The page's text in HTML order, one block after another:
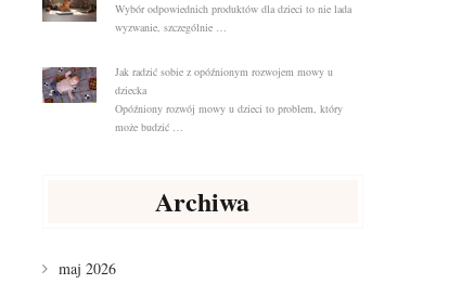
Wybór odpowiednich produktów dla dzieci to nie lada
wyzwanie, szczególnie …
Jak radzić sobie z opóźnionym rozwojem mowy u
dziecka
Opóźniony rozwój mowy u dzieci to problem, który
może budzić …
Archiwa
maj 2026